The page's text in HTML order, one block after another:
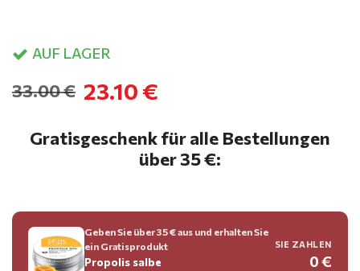
AUF LAGER
23.10 €
33.00 €
Gratisgeschenk für alle Bestellungen
über 35 €:
Geben Sie über 35 € aus und erhalten Sie
ein Gratisprodukt
Propolis salbe
SIE ZAHLEN
0 €